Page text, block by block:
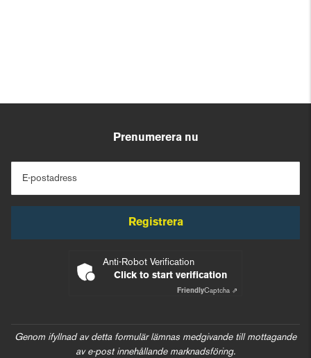
Prenumerera nu
E-postadress
Registrera
Anti-Robot Verification
Click to start verification
FriendlyCaptcha ⇗
Genom ifyllnad av detta formulär lämnas medgivande till mottagande
av e-post innehållande marknadsföring.